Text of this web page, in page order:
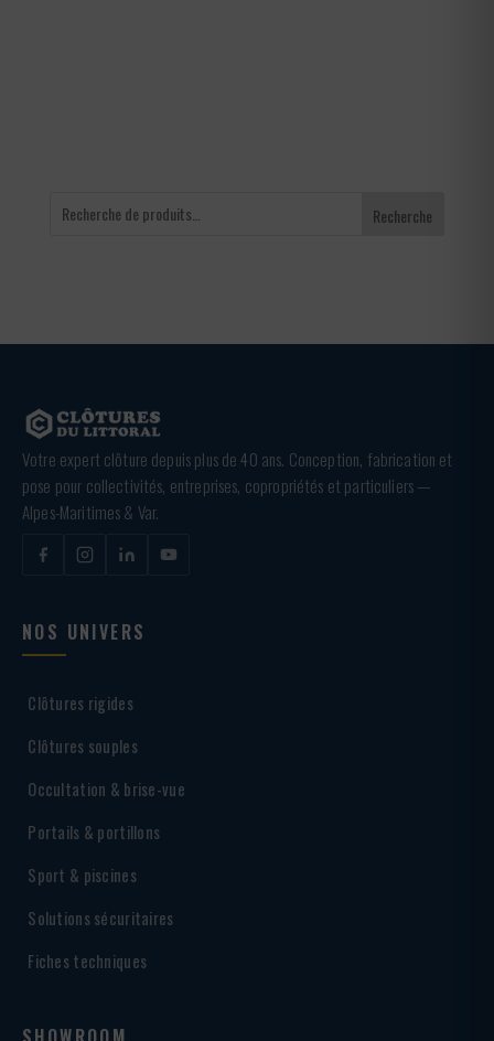
Recherche
Votre expert clôture depuis plus de 40 ans. Conception, fabrication et
pose pour collectivités, entreprises, copropriétés et particuliers —
Alpes-Maritimes & Var.
NOS UNIVERS
Clôtures rigides
Clôtures souples
Occultation & brise-vue
Portails & portillons
Sport & piscines
Solutions sécuritaires
Fiches techniques